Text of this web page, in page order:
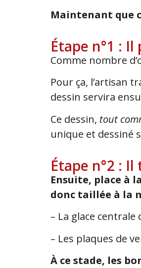
Maintenant que
Étape n°1 :
Comme nombre
Pour ça, l’artisan
dessin servira
Ce dessin, tout
unique et dessiné
Étape n°2 :
Ensuite, place à
donc taillée à la
– La glace centrale
– Les plaques de
À ce stade, les